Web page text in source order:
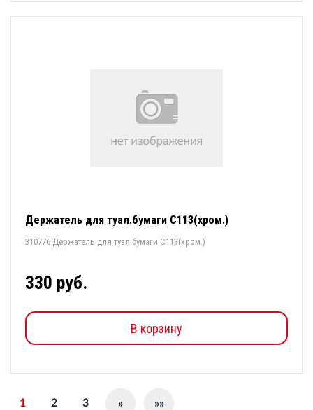
Держатель для туал.бумаги С113(хром.)
310776 Держатель для туал.бумаги С113(хром.)
330 руб.
В корзину
1 2 3 » »»